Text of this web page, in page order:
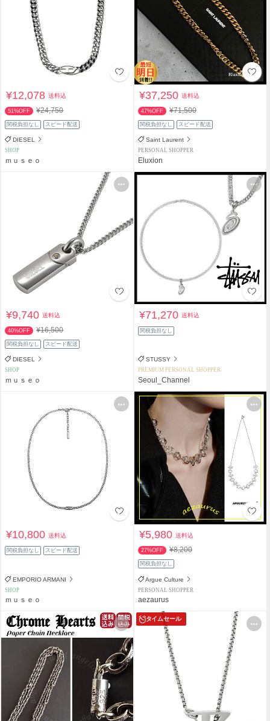
¥12,078送料込
51%OFF ¥24,750
関税負担なし スピード配送
DIESEL
SHOP
ｍｕｓｅｏ
¥37,250送料込
47%OFF ¥71,500
関税負担なし スピード配送
Saint Laurent
PERSONAL SHOPPER
Eluxion
¥9,740送料込
40%OFF ¥16,500
関税負担なし スピード配送
DIESEL
SHOP
ｍｕｓｅｏ
¥71,270送料込
関税負担なし
STUSSY
PREMIUM PERSONAL SHOPPER
Seoul_Channel
¥10,800送料込
関税負担なし スピード配送
EMPORIO ARMANI
SHOP
ｍｕｓｅｏ
¥5,980送料込
27%OFF ¥8,200
関税負担なし
Argue Culture
PERSONAL SHOPPER
aezaurus
タイムセール